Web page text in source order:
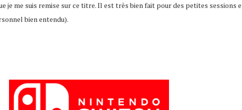
je me suis remise sur ce titre. Il est très bien fait pour des petites sessions
bien entendu).